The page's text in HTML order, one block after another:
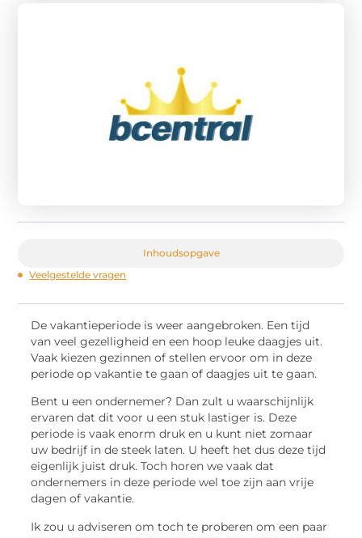
Inhoudsopgave
Veelgestelde vragen
De vakantieperiode is weer aangebroken. Een tijd
van veel gezelligheid en een hoop leuke daagjes uit.
Vaak kiezen gezinnen of stellen ervoor om in deze
periode op vakantie te gaan of daagjes uit te gaan.
Bent u een ondernemer? Dan zult u waarschijnlijk
ervaren dat dit voor u een stuk lastiger is. Deze
periode is vaak enorm druk en u kunt niet zomaar
uw bedrijf in de steek laten. U heeft het dus deze tijd
eigenlijk juist druk. Toch horen we vaak dat
ondernemers in deze periode wel toe zijn aan vrije
dagen of vakantie.
Ik zou u adviseren om toch te proberen om een paar